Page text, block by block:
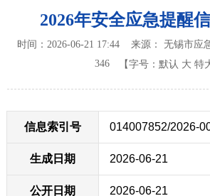
2026年安全应急提醒
时间：2026-06-21 17:44 来源： 无锡市应
346
【字号：默认 大 特
信息索引号 014007852/2026-
生成日期 2026-06-21
公开日期 2026-06-21